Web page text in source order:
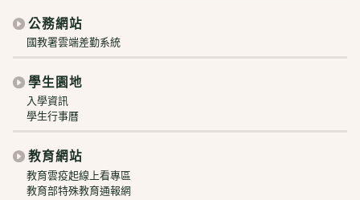
公務網站
國教署雲端差勤系統
學生園地
入學資訊
學生行事曆
教育網站
教育雲疫起線上看專區
教育部特殊教育通報網